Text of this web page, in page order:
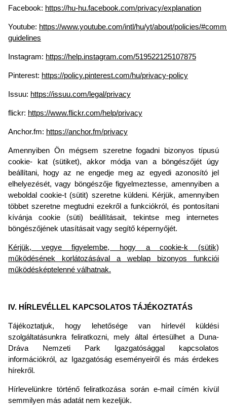
Facebook: https://hu-hu.facebook.com/privacy/explanation
Youtube: https://www.youtube.com/intl/hu/yt/about/policies/
guidelines
Instagram: https://help.instagram.com/519522125107875
Pinterest: https://policy.pinterest.com/hu/privacy-policy
Issuu: https://issuu.com/legal/privacy
flickr: https://www.flickr.com/help/privacy
Anchor.fm: https://anchor.fm/privacy
Amennyiben Ön mégsem szeretne fogadni bizonyos típusú
cookie- kat (sütiket), akkor módja van a böngészőjét úgy
beállítani, hogy az ne engedje meg az egyedi azonosító jel
elhelyezését, vagy böngészője figyelmeztesse, amennyiben a
weboldal cookie-t (sütit) szeretne küldeni. Kérjük, amennyiben
többet szeretne megtudni ezekről a funkciókról, és pontosítani
kívánja cookie (süti) beállításait, tekintse meg internetes
böngészőjének utasításait vagy segítő képernyőjét.
Kérjük, vegye figyelembe, hogy a cookie-k (sütik)
működésének korlátozásával a weblap bizonyos funkciói
működésképtelenné válhatnak.
IV. HÍRLEVÉLLEL KAPCSOLATOS TÁJÉKOZTATÁS
Tájékoztatjuk, hogy lehetősége van hírlevél küldési
szolgáltatásunkra feliratkozni, mely által értesülhet a Duna-
Dráva Nemzeti Park Igazgatósággal kapcsolatos
információkról, az Igazgatóság eseményeiről és más érdekes
hírekről.
Hírlevelünkre történő feliratkozása során e-mail címén kívül
semmilyen más adatát nem kezeljük.